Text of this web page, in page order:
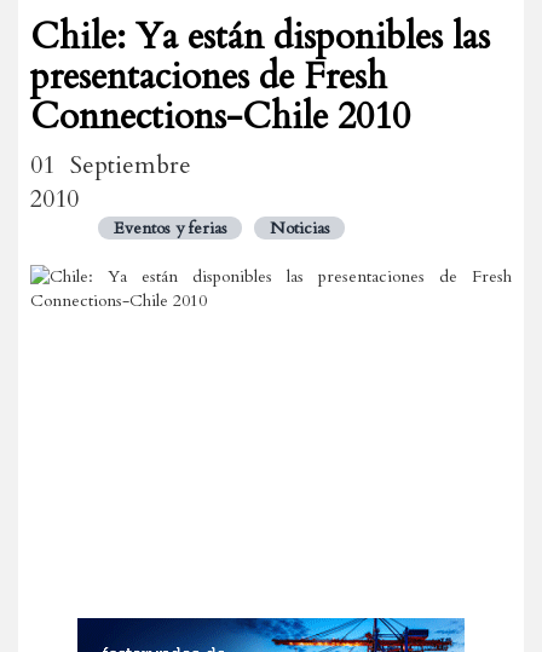
Chile: Ya están disponibles las
presentaciones de Fresh
Connections-Chile 2010
01 Septiembre
2010
Eventos y ferias Noticias